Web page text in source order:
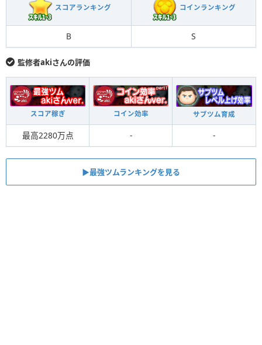
スコアランキング コインランキング
B S
監修者akiさんの評価
スコア稼ぎ コイン効率 サブツム育成
最高2280万点 - -
▶最強ツムランキングを見る